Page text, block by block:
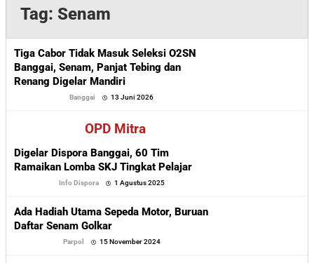
Tag: Senam
Tiga Cabor Tidak Masuk Seleksi O2SN
Banggai, Senam, Panjat Tebing dan
Renang Digelar Mandiri
Banggai 13 Juni 2026
OPD Mitra
Digelar Dispora Banggai, 60 Tim
Ramaikan Lomba SKJ Tingkat Pelajar
Info Dispora 1 Agustus 2025
Ada Hadiah Utama Sepeda Motor, Buruan
Daftar Senam Golkar
Parpol 15 November 2024